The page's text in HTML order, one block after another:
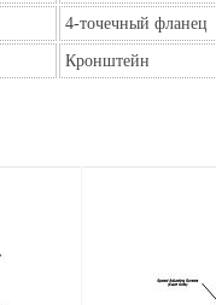
4-точечный фланец
Кронштейн